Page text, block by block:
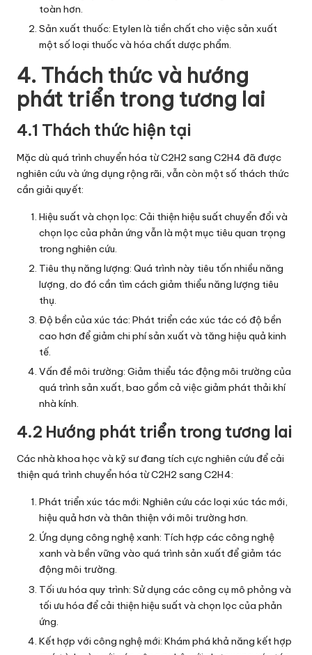
toàn hơn.
Sản xuất thuốc: Etylen là tiền chất cho việc sản xuất
một số loại thuốc và hóa chất dược phẩm.
4. Thách thức và hướng
phát triển trong tương lai
4.1 Thách thức hiện tại
Mặc dù quá trình chuyển hóa từ C2H2 sang C2H4 đã được
nghiên cứu và ứng dụng rộng rãi, vẫn còn một số thách thức
cần giải quyết:
Hiệu suất và chọn lọc: Cải thiện hiệu suất chuyển đổi và
chọn lọc của phản ứng vẫn là một mục tiêu quan trọng
trong nghiên cứu.
Tiêu thụ năng lượng: Quá trình này tiêu tốn nhiều năng
lượng, do đó cần tìm cách giảm thiểu năng lượng tiêu
thụ.
Độ bền của xúc tác: Phát triển các xúc tác có độ bền
cao hơn để giảm chi phí sản xuất và tăng hiệu quả kinh
tế.
Vấn đề môi trường: Giảm thiểu tác động môi trường của
quá trình sản xuất, bao gồm cả việc giảm phát thải khí
nhà kính.
4.2 Hướng phát triển trong tương lai
Các nhà khoa học và kỹ sư đang tích cực nghiên cứu để cải
thiện quá trình chuyển hóa từ C2H2 sang C2H4:
Phát triển xúc tác mới: Nghiên cứu các loại xúc tác mới,
hiệu quả hơn và thân thiện với môi trường hơn.
Ứng dụng công nghệ xanh: Tích hợp các công nghệ
xanh và bền vững vào quá trình sản xuất để giảm tác
động môi trường.
Tối ưu hóa quy trình: Sử dụng các công cụ mô phỏng và
tối ưu hóa để cải thiện hiệu suất và chọn lọc của phản
ứng.
Kết hợp với công nghệ mới: Khám phá khả năng kết hợp